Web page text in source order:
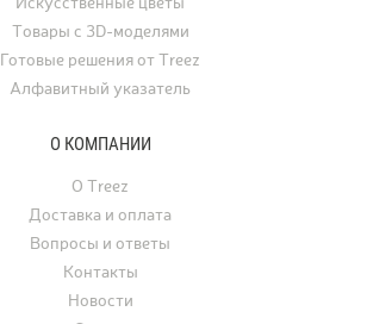
Товары с 3D-моделями
Готовые решения от Treez
Алфавитный указатель
О КОМПАНИИ
О Treez
Доставка и оплата
Вопросы и ответы
Контакты
Новости